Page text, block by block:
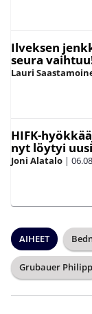
Ilveksen
seura
Lauri
HIFK-
nyt löytyi
Joni Alatalo |
AIHEET
Grubauer Philipp